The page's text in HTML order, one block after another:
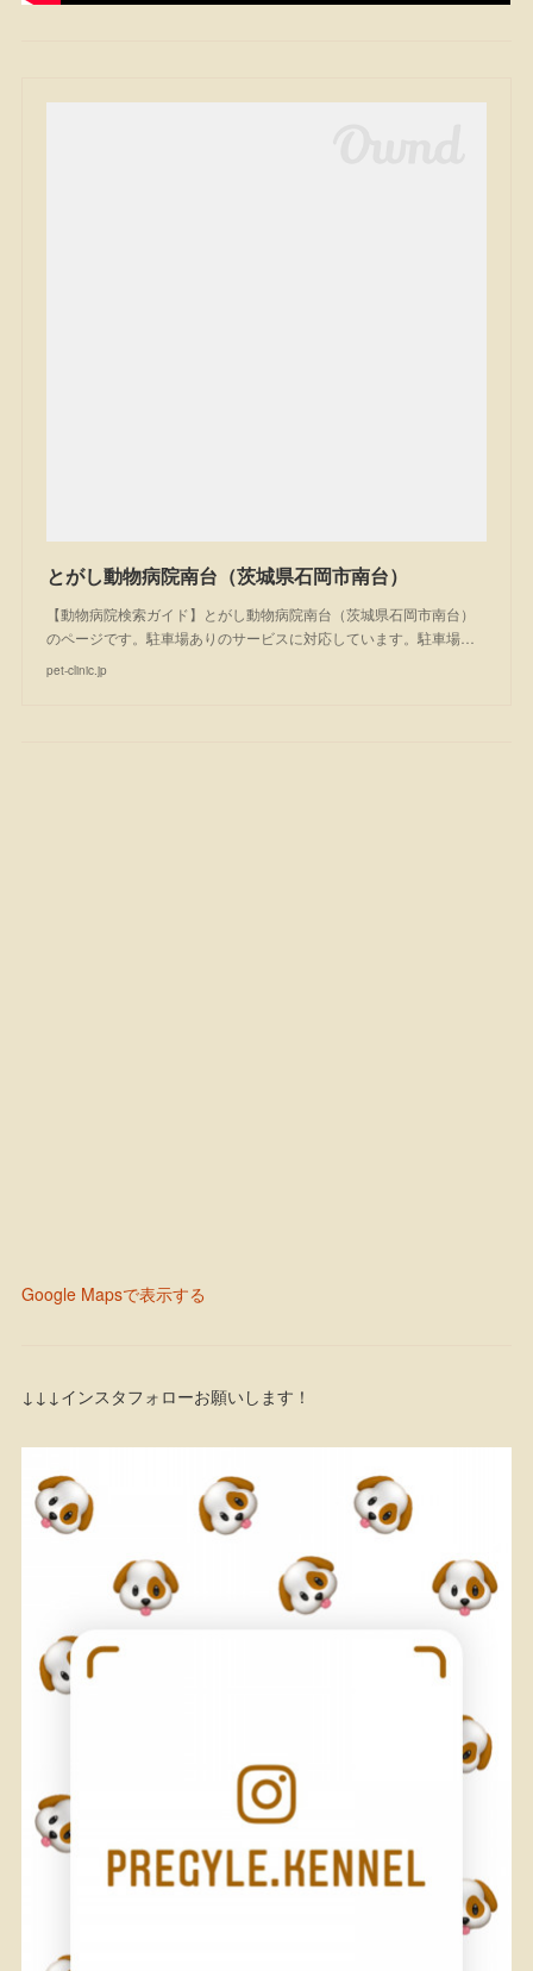
とがし動物病院南台（茨城県石岡市南台）
【動物病院検索ガイド】とがし動物病院南台（茨城県石岡市南台）
のページです。駐車場ありのサービスに対応しています。駐車場…
pet-clinic.jp
Google Mapsで表示する
↓↓↓インスタフォローお願いします！